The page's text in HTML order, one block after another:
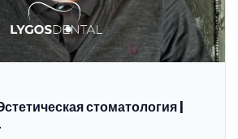
стоматология |